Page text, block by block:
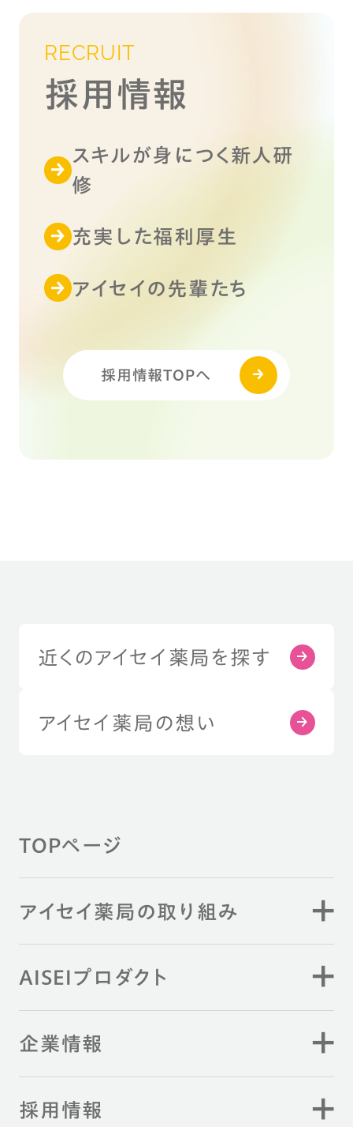
RECRUIT
採用情報
スキルが身につく新人研
修
充実した福利厚生
アイセイの先輩たち
採用情報TOPへ
近くのアイセイ薬局を探す
アイセイ薬局の想い
TOPページ
アイセイ薬局の取り組み
AISEIプロダクト
企業情報
採用情報